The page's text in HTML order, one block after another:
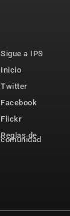
Sigue a IPS
Inicio
Twitter
Facebook
Flickr
Reglas de
comunidad